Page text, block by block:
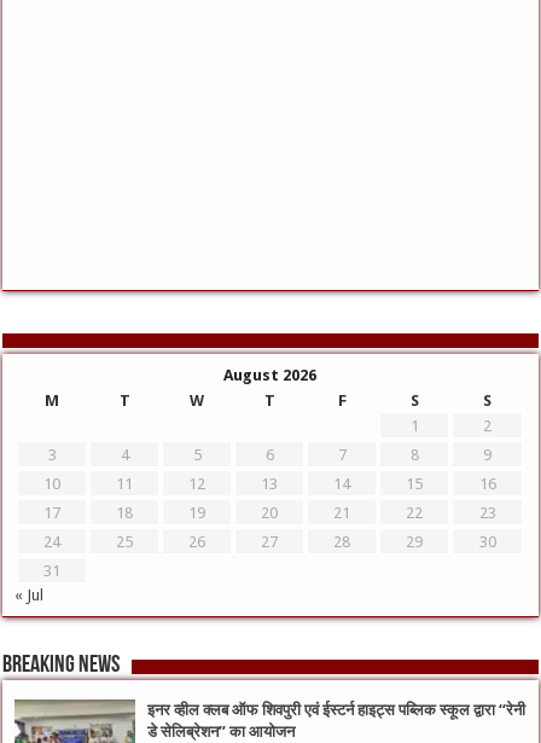
August 2026
M
T W T F S
S
1
2
3
4 5 6 7 8
9
10
11 12 13 14 15
16
17
18 19 20 21 22
23
24
25 26 27 28 29
30
31
« Jul
Breaking News
इनर व्हील क्लब ऑफ शिवपुरी एवं ईस्टर्न हाइट्स पब्लिक स्कूल द्वारा “रेनी
डे सेलिब्रेशन” का आयोजन